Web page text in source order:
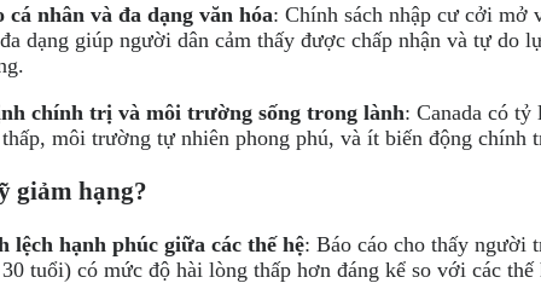
cá nhân và đa dạng văn hóa: Chính sách nhập cư cởi mở
dạng giúp người dân cảm thấy được chấp nhận và tự do
chính trị và môi trường sống trong lành: Canada có tỷ
môi trường tự nhiên phong phú, và ít biến động chính
giảm hạng?
lệch hạnh phúc giữa các thế hệ: Báo cáo cho thấy người
tuổi) có mức độ hài lòng thấp hơn đáng kể so với các thế